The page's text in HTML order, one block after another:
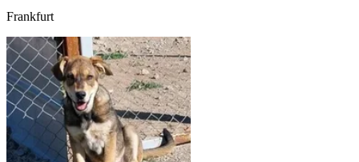
Frankfurt